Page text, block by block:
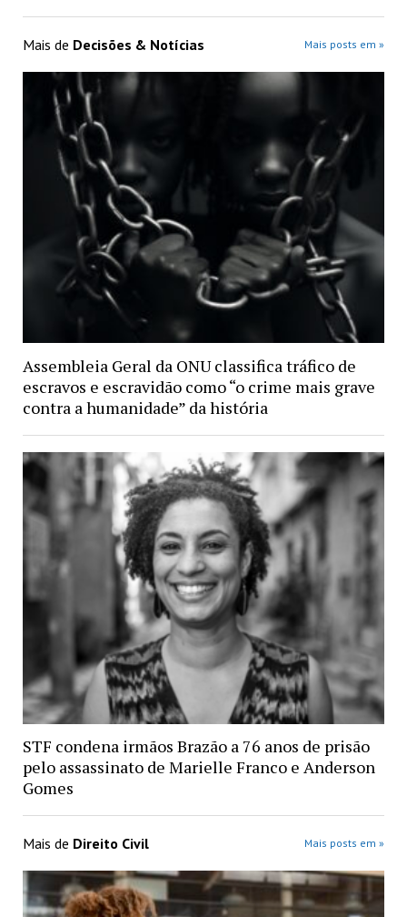
Mais de Decisões & Notícias Mais posts em »
Assembleia Geral da ONU classifica tráfico de
escravos e escravidão como “o crime mais grave
contra a humanidade” da história
STF condena irmãos Brazão a 76 anos de prisão
pelo assassinato de Marielle Franco e Anderson
Gomes
Mais de Direito Civil Mais posts em »